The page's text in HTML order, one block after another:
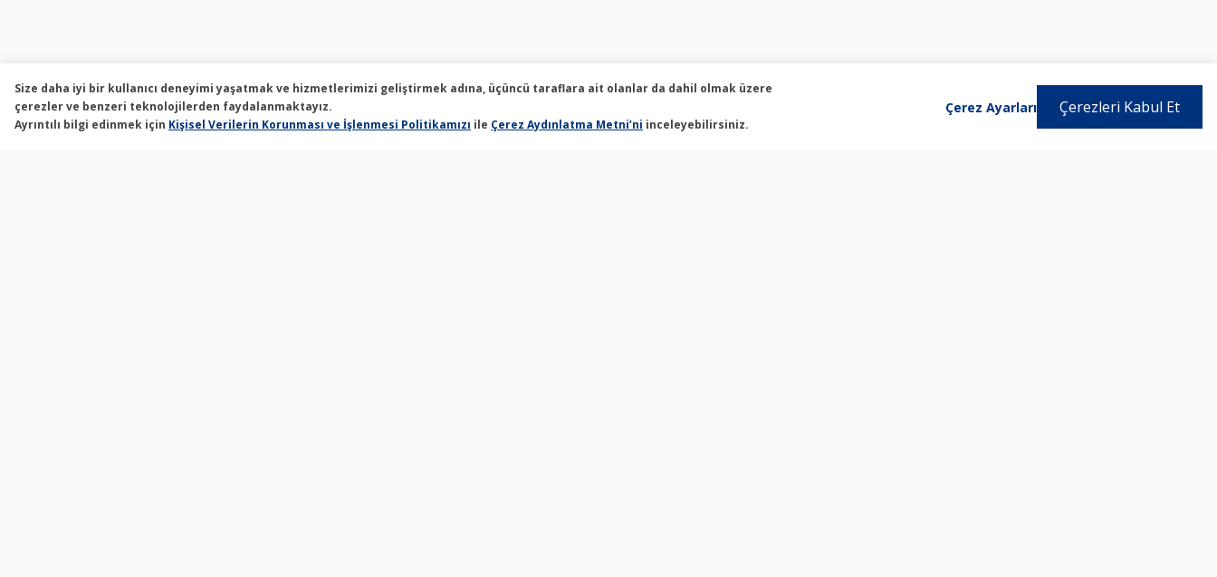
Size daha iyi bir kullanıcı deneyimi yaşatmak ve hizmetlerimizi geliştirmek adına, üçüncü taraflara ait olanlar da dahil olmak üzere
çerezler ve benzeri teknolojilerden faydalanmaktayız.
Ayrıntılı bilgi edinmek için Kişisel Verilerin Korunması ve İşlenmesi Politikamızı ile Çerez Aydınlatma Metni’ni inceleyebilirsiniz.
Çerez Ayarları Çerezleri Kabul Et